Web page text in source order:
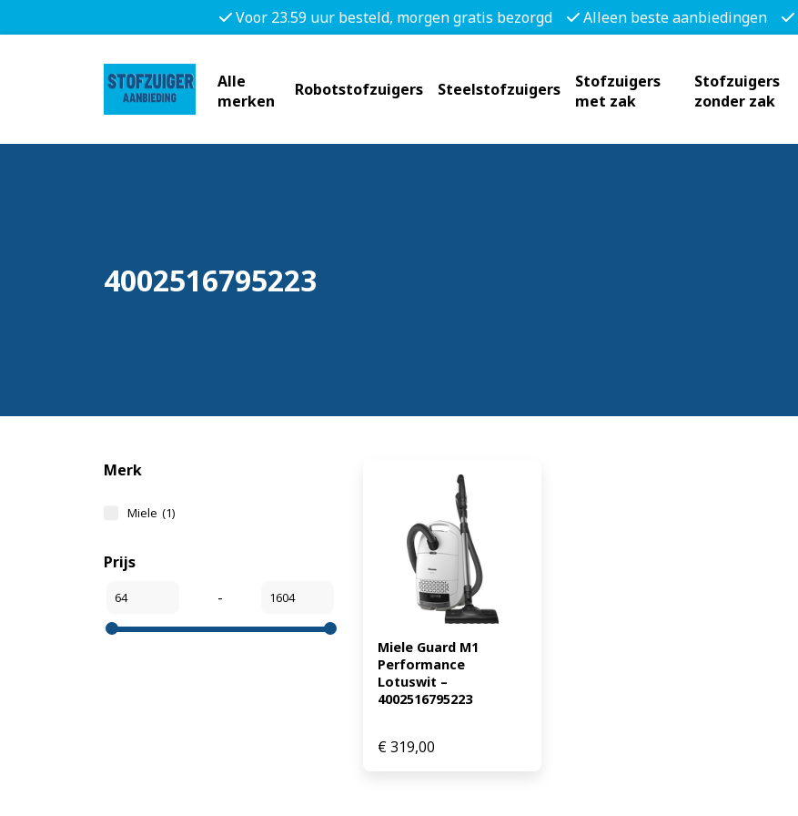
Voor 23.59 uur besteld, morgen gratis bezorgd Alleen beste aanbiedingen
Alle
merken Robotstofzuigers Steelstofzuigers Stofzuigers
met zak
Stofzuigers
zonder zak
4002516795223
Merk
Miele (1)
Prijs
-
Miele Guard M1
Performance
Lotuswit –
4002516795223
€319,00